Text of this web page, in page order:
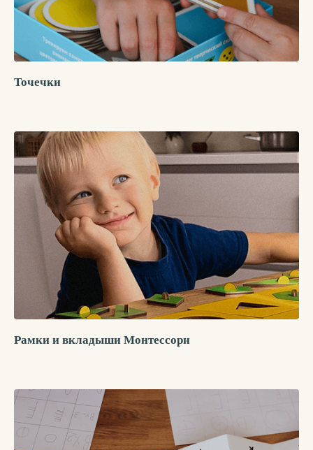
Точечки
Рамки и вкладыши Монтессори